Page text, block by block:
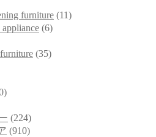
furniture (11)
(6)
(35)
(224)
(910)